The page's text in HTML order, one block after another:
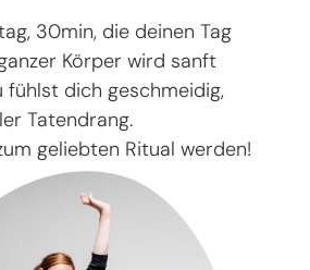
30min, die deinen Tag
Körper wird sanft
fühlst dich geschmeidig,
Tatendrang.
geliebten Ritual werden!